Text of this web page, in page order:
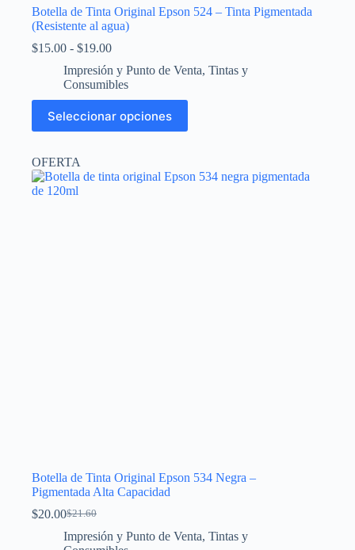
Botella de Tinta Original Epson 524 – Tinta Pigmentada
(Resistente al agua)
$15.00 - $19.00Rango
precios:
desde
$15.00
hasta
$19.00
Impresión y Punto de Venta, Tintas y
Consumibles
Seleccionar opciones
Este
producto
tiene
variantes.
Las
opciones
OFERTA
Botella de Tinta Original Epson 534 Negra –
Pigmentada Alta Capacidad
$21.60
El
precio
$20.00El
precio
Impresión y Punto de Venta, Tintas y